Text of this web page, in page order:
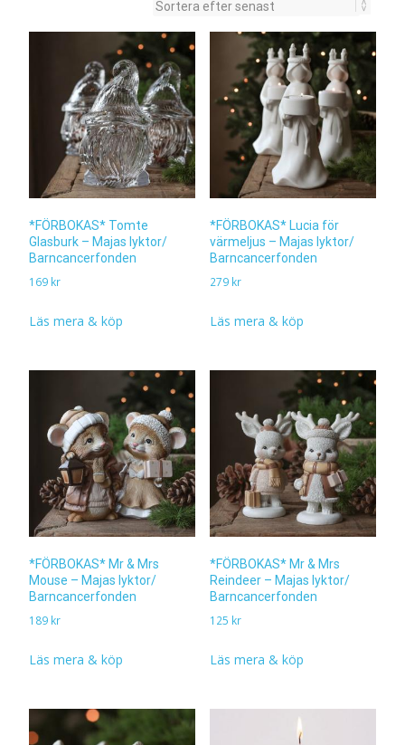
senaste
*FÖRBOKAS* Tomte
Glasburk – Majas lyktor/
Barncancerfonden
169 kr
Läs mera & köp
*FÖRBOKAS* Lucia för
värmeljus – Majas lyktor/
Barncancerfonden
279 kr
Läs mera & köp
*FÖRBOKAS* Mr & Mrs
Mouse – Majas lyktor/
Barncancerfonden
189 kr
Läs mera & köp
*FÖRBOKAS* Mr & Mrs
Reindeer – Majas lyktor/
Barncancerfonden
125 kr
Läs mera & köp